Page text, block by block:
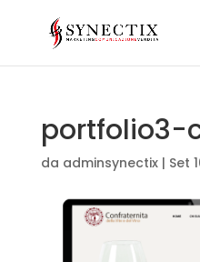
portfolio3-
da adminsynectix| Set